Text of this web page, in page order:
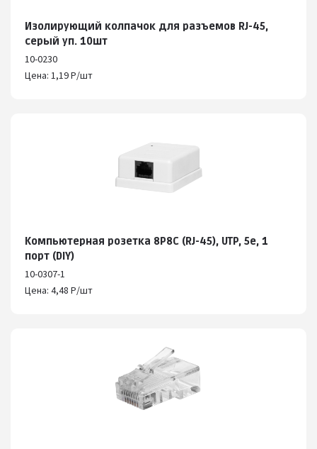
Изолирующий колпачок для разъемов RJ-45,
серый уп. 10шт
10-0230
Цена: 1,19 Р/шт
Компьютерная розетка 8P8C (RJ-45), UTP, 5e, 1
порт (DIY)
10-0307-1
Цена: 4,48 Р/шт